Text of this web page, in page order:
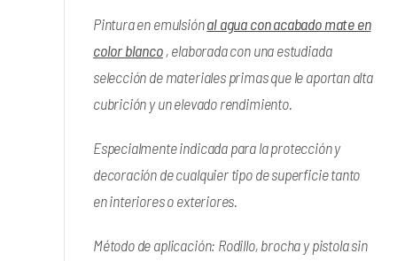
Pintura en emulsiónal agua con acabado mate en
color blanco, elaborada con una estudiada
selección de materiales primas que le aportan alta
cubrición y un elevado rendimiento.
Especialmente indicada para la protección y
decoración de cualquier tipo de superficie tanto
en interiores o exteriores.
Método de aplicación: Rodillo, brocha y pistola sin